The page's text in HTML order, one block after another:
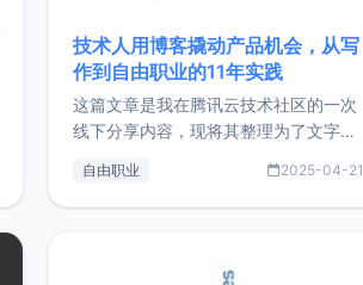
技术人用博客撬动产品机会，从写
作到自由职业的11年实践
这篇文章是我在腾讯云技术社区的一次
线下分享内容，现将其整理为了文字
版，分享了写博客11年来的经历，以及
通过博客过渡到做产品和走向自由职业
的一个小故事。文中还首次公开了我的
自由职业 2025-04-21